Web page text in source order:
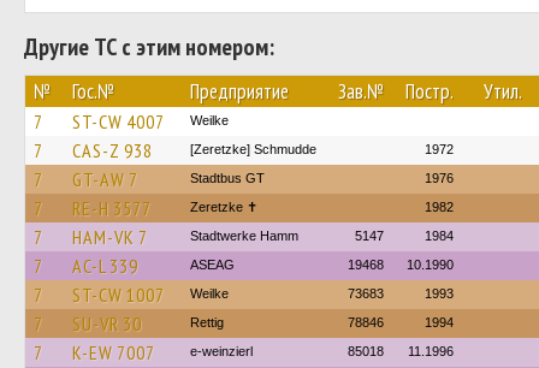
Другие ТС с этим номером:
№ Гос.№ Предприятие Зав.№ Постр. Утил.
7 ST-CW 4007 Weilke
7 CAS-Z 938 [Zeretzke] Schmudde 1972
7 GT-AW 7 Stadtbus GT 1976
7 RE-H 3577 Zeretzke ✝ 1982
7 HAM-VK 7 Stadtwerke Hamm 5147 1984
7 AC-L 339 ASEAG 19468 10.1990
7 ST-CW 1007 Weilke 73683 1993
7 SU-VR 30 Rettig 78846 1994
7 K-EW 7007 e-weinzierl 85018 11.1996